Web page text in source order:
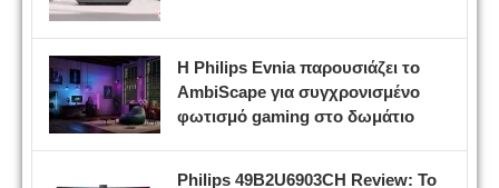
Η Philips Evnia παρουσιάζει το
AmbiScape για συγχρονισμένο
φωτισμό gaming στο δωμάτιο
Philips 49B2U6903CH Review: Το